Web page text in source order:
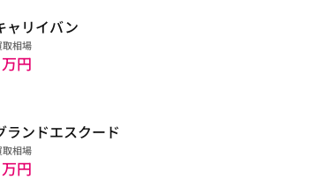
ャリイバン
取相場
円
ランドエスクード
取相場
円